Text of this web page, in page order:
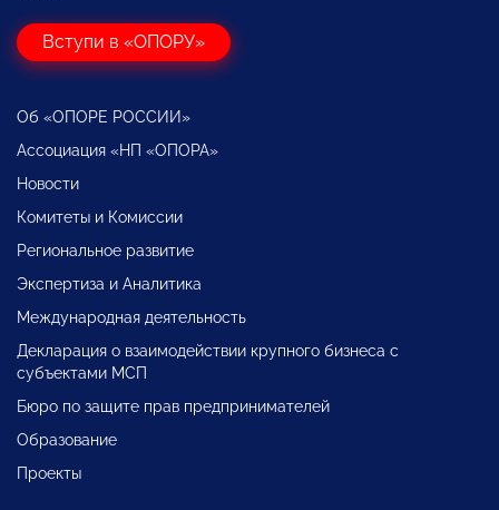
Вступи в «ОПОРУ»
Об «ОПОРЕ РОССИИ»
Ассоциация «НП «ОПОРА»
Новости
Комитеты и Комиссии
Региональное развитие
Экспертиза и Аналитика
Международная деятельность
Декларация о взаимодействии крупного бизнеса с
субъектами МСП
Бюро по защите прав предпринимателей
Образование
Проекты